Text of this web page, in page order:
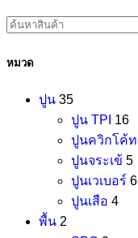
หมวด
ปูน 35
ปูน TPI 16
ปูนควิกโค้ท
ปูนจระเข้ 5
ปูนเวเบอร์ 6
ปูนเสือ 4
พื้น 2